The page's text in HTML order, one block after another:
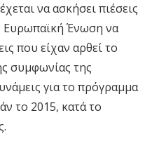
να ασκήσει πιέσεις
Ευρωπαϊκή Ένωση να
που είχαν αρθεί το
συμφωνίας της
για το πρόγραμμα
το 2015, κατά το